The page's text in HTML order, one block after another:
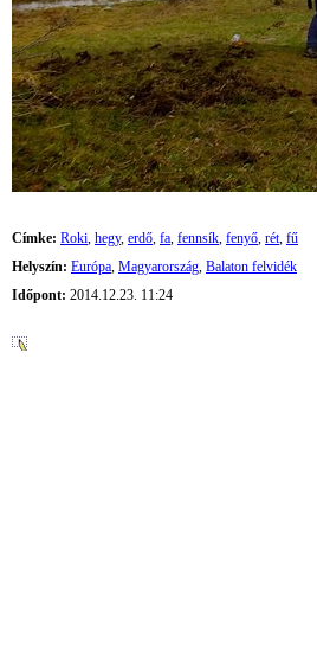
Címke: Roki, hegy, erdő, fa, fennsík, fenyő, rét, fű
Helyszín: Európa, Magyarország, Balaton felvidék
Időpont: 2014.12.23. 11:24